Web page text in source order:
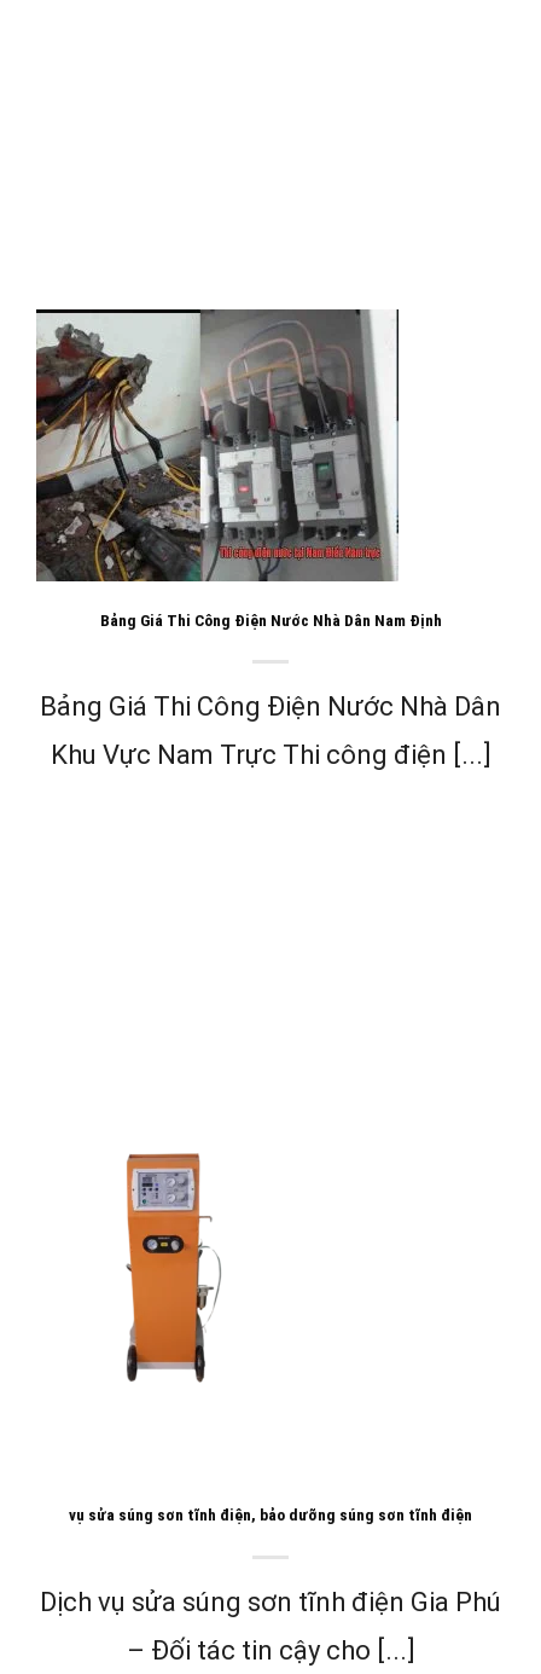
Bảng Giá Thi Công Điện Nước Nhà Dân Nam Định
Bảng Giá Thi Công Điện Nước Nhà Dân
Khu Vực Nam Trực Thi công điện [...]
vụ sửa súng sơn tĩnh điện, bảo dưỡng súng sơn tĩnh điện
Dịch vụ sửa súng sơn tĩnh điện Gia Phú
– Đối tác tin cậy cho [...]